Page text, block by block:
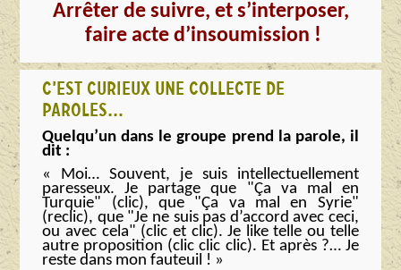
Arrêter de suivre, et s’interposer,
faire acte d’insoumission !
C’EST CURIEUX UNE COLLECTE DE
PAROLES…
Quelqu’un dans le groupe prend la parole, il
dit :
« Moi… Souvent, je suis intellectuellement
paresseux.Je partage que "Ça va mal en
Turquie" (clic), que "Ça va mal en Syrie"
(reclic), que "Je ne suis pas d’accord avec ceci,
ou avec cela" (clic et clic). Je like telle ou telle
autre proposition (clic clic clic). Et après ?… Je
reste dans mon fauteuil ! »